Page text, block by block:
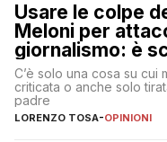
Usare le colpe
Meloni per
giornalismo: è
Dimostriamo di
C’è solo una cosa su cui
criticata o anche solo
padre
LORENZO TOSA-OPINIONI